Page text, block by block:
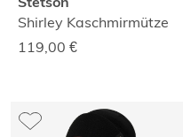
Shirley Kaschmirmütze
119,00 €